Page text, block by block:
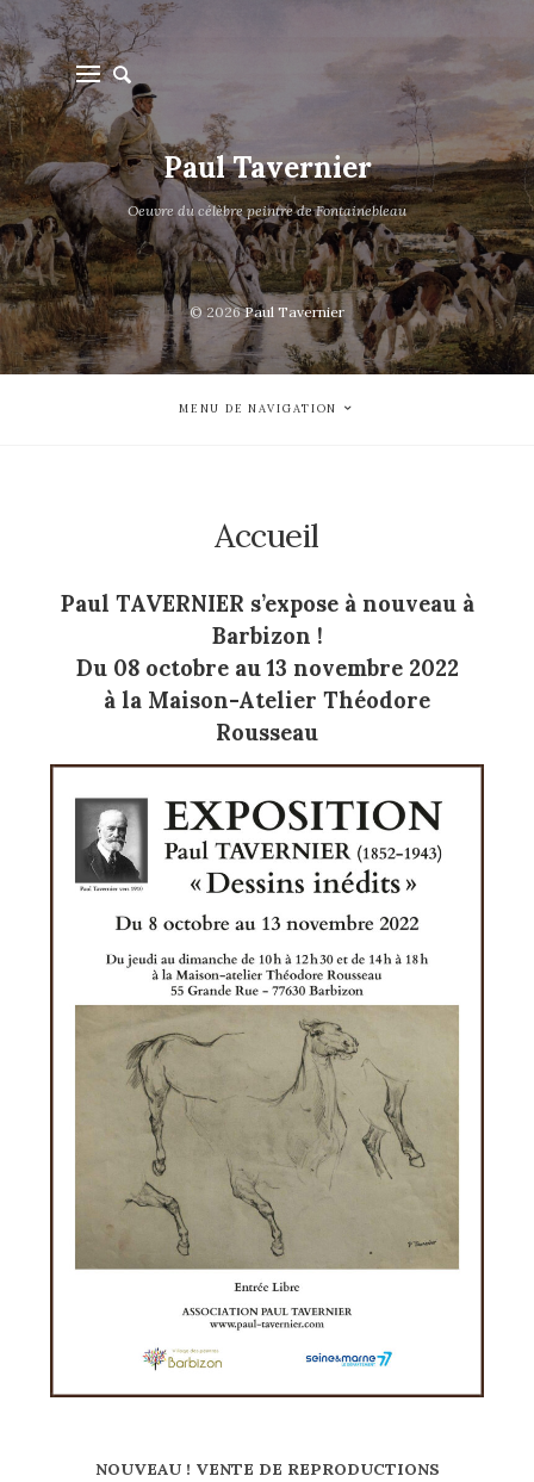
Paul Tavernier
Oeuvre du célèbre peintre de Fontainebleau
© 2026Paul Tavernier
MENU DE NAVIGATION
Accueil
Paul TAVERNIER s’expose à nouveau à
Barbizon !
Du 08 octobre au 13 novembre 2022
à la Maison-Atelier Théodore
Rousseau
NOUVEAU ! VENTE DE REPRODUCTIONS